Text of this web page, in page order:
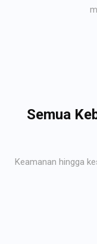
Semua
Keamanan hingga